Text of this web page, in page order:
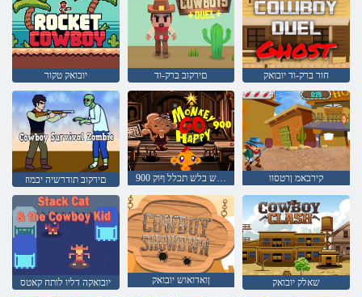
יובואק טקור םירקוב ברק-וד חור ברק-וד יובואק
םירקוב תודרשיה יבמוז 900 חמש בלש תכלל ףוק קירבאמ ןרטסוו
יובואקה דליו לותח קאטס ןואדואוש יובואק שאלק יובואק